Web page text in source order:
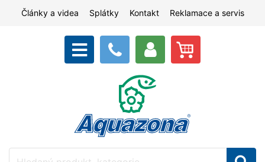
Články a videa Splátky Kontakt Reklamace a servis